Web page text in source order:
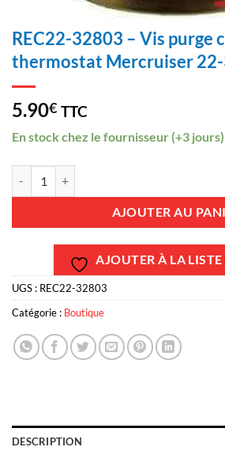
REC22-32803 – Vis purge
thermostat Mercruiser
5.90€ TTC
En stock chez le fournisseur (+3 jours)
AJOUTER AU
AJOUTER À LA LISTE
UGS : REC22-32803
Catégorie : Boutique
DESCRIPTION